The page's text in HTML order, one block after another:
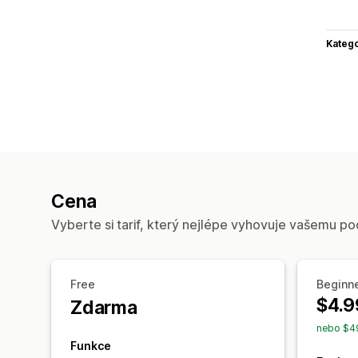
Cena
Vyberte si tarif, který nejlépe vyhovuje vašemu
Free
Zdarma
Funkce
nebo